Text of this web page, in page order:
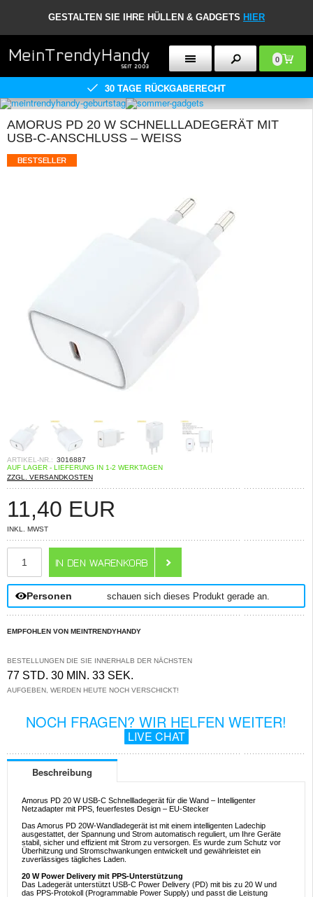
GESTALTEN SIE IHRE HÜLLEN & GADGETS HIER
0
30 TAGE RÜCKGABERECHT
AMORUS PD 20 W SCHNELLLADEGERÄT MIT
USB-C-ANSCHLUSS – WEISS
ARTIKEL-NR.: 3016887
AUF LAGER - LIEFERUNG IN 1-2 WERKTAGEN
ZZGL. VERSANDKOSTEN
11,40 EUR
INKL. MWST
Personen schauen sich dieses Produkt gerade an.
EMPFOHLEN VON MEINTRENDYHANDY
BESTELLUNGEN DIE SIE INNERHALB DER NÄCHSTEN
77 STD. 30 MIN. 33 SEK.
AUFGEBEN, WERDEN HEUTE NOCH VERSCHICKT!
NOCH FRAGEN? WIR HELFEN WEITER!
LIVE CHAT
Beschreibung
Amorus PD 20 W USB-C Schnellladegerät für die Wand – Intelligenter
Netzadapter mit PPS, feuerfestes Design – EU-Stecker
Das Amorus PD 20W-Wandladegerät ist mit einem intelligenten Ladechip
ausgestattet, der Spannung und Strom automatisch reguliert, um Ihre Geräte
stabil, sicher und effizient mit Strom zu versorgen. Es wurde zum Schutz vor
Überhitzung und Stromschwankungen entwickelt und gewährleistet ein
zuverlässiges tägliches Laden.
20 W Power Delivery mit PPS-Unterstützung
Das Ladegerät unterstützt USB-C Power Delivery (PD) mit bis zu 20 W und
das PPS-Protokoll (Programmable Power Supply) und passt die Leistung